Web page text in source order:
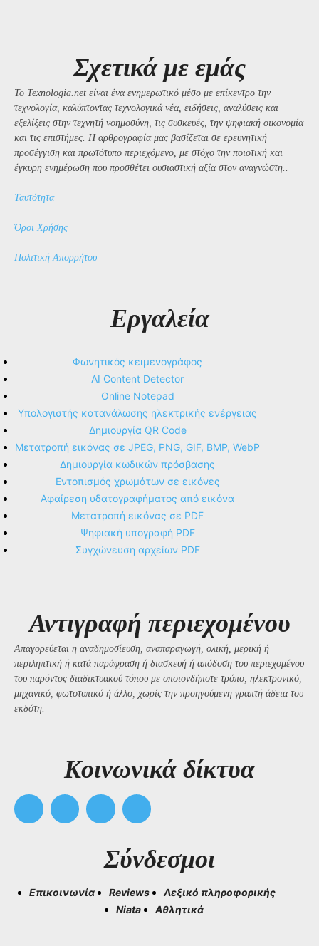
Σχετικά με εμάς
Το Texnologia.net είναι ένα ενημερωτικό μέσο με επίκεντρο την
τεχνολογία, καλύπτοντας τεχνολογικά νέα, ειδήσεις, αναλύσεις και
εξελίξεις στην τεχνητή νοημοσύνη, τις συσκευές, την ψηφιακή οικονομία
και τις επιστήμες. Η αρθρογραφία μας βασίζεται σε ερευνητική
προσέγγιση και πρωτότυπο περιεχόμενο, με στόχο την ποιοτική και
έγκυρη ενημέρωση που προσθέτει ουσιαστική αξία στον αναγνώστη..
Ταυτότητα
Όροι Χρήσης
Πολιτική Απορρήτου
Εργαλεία
Φωνητικός κειμενογράφος
AI Content Detector
Online Notepad
Υπολογιστής κατανάλωσης ηλεκτρικής ενέργειας
Δημιουργία QR Code
Μετατροπή εικόνας σε JPEG, PNG, GIF, BMP, WebP
Δημιουργία κωδικών πρόσβασης
Εντοπισμός χρωμάτων σε εικόνες
Αφαίρεση υδατογραφήματος από εικόνα
Μετατροπή εικόνας σε PDF
Ψηφιακή υπογραφή PDF
Συγχώνευση αρχείων PDF
Αντιγραφή περιεχομένου
Απαγορεύεται η αναδημοσίευση, αναπαραγωγή, ολική, μερική ή
περιληπτική ή κατά παράφραση ή διασκευή ή απόδοση του περιεχομένου
του παρόντος διαδικτυακού τόπου με οποιονδήποτε τρόπο, ηλεκτρονικό,
μηχανικό, φωτοτυπικό ή άλλο, χωρίς την προηγούμενη γραπτή άδεια του
εκδότη.
Kοινωνικά δίκτυα
Σύνδεσμοι
Επικοινωνία Reviews
Λεξικό πληροφορικής
Niata
Αθλητικά